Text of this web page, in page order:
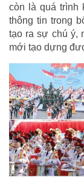
còn là quá trình
thông tin trong
tạo ra sự chú ý,
mới tạo dựng